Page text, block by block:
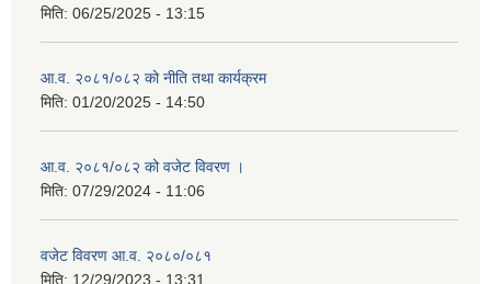
मिति: 06/25/2025 - 13:15
आ.व. २०८१/०८२ को नीति तथा कार्यक्रम
मिति: 01/20/2025 - 14:50
आ.व. २०८१/०८२ को वजेट विवरण ।
मिति: 07/29/2024 - 11:06
वजेट विवरण आ.व. २०८०/०८१
मिति: 12/29/2023 - 13:31